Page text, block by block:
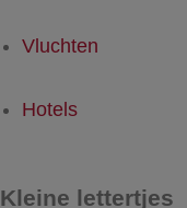
Vluchten
Hotels
Kleine lettertjes